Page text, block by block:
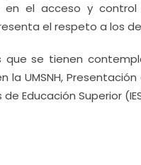
en el acceso y
el respeto a los
que se tienen
la UMSNH,
Educación Superior